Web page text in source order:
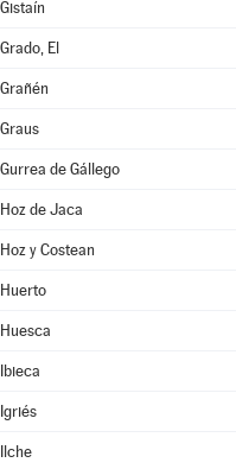
Gistaín
Grado, El
Grañén
Graus
Gurrea de Gállego
Hoz de Jaca
Hoz y Costean
Huerto
Huesca
Ibieca
Igriés
Ilche